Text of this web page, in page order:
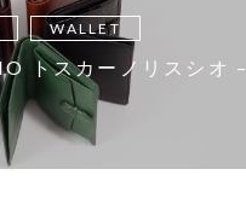
WALLET
トスカーノリスシオ –